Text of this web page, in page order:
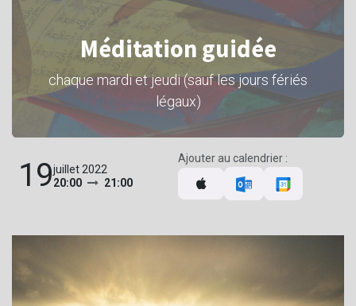
Méditation guidée
chaque mardi et jeudi (sauf les jours fériés
légaux)
19juillet 2022
20:00
21:00
Ajouter au calendrier :